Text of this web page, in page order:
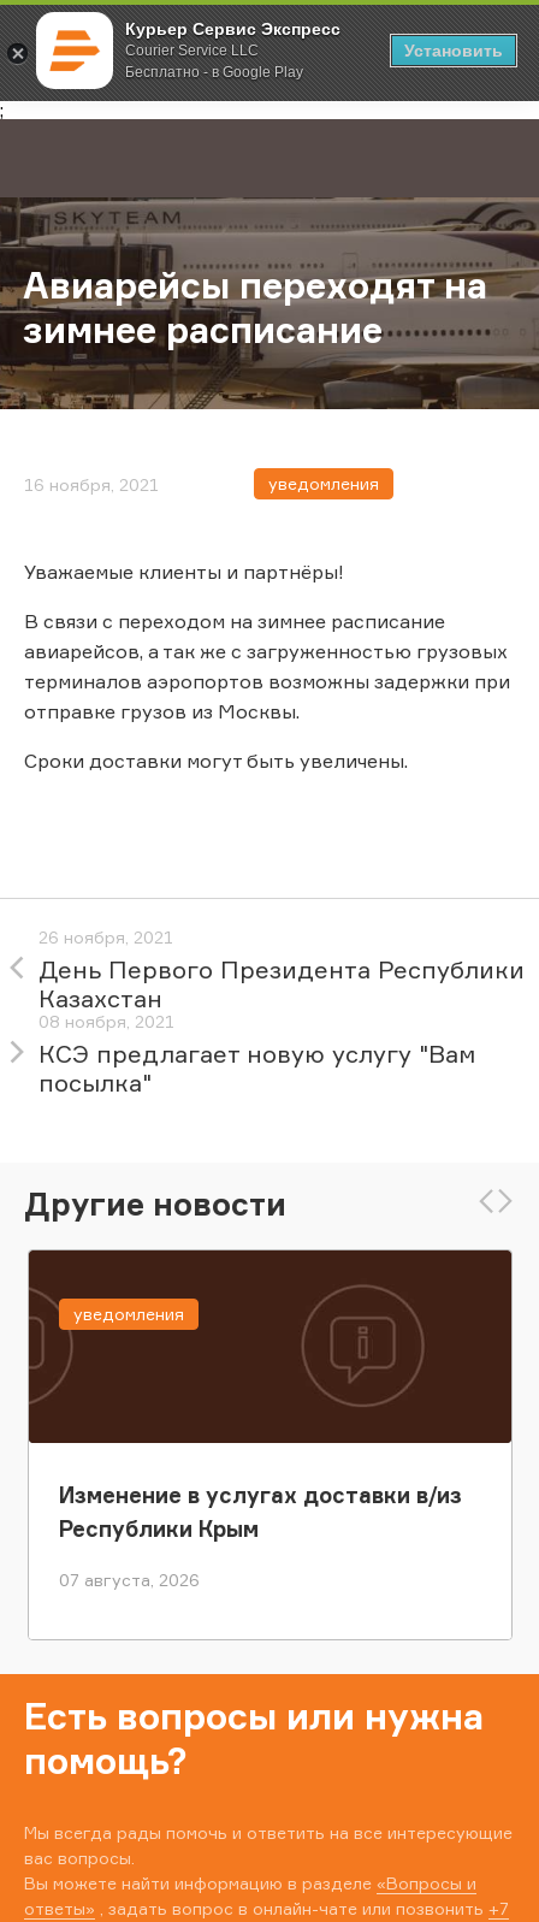
Курьер Сервис Экспресс
Courier Service LLC
Бесплатно - в Google Play
Установить
;
Главная О компании Новости Авиарейсы переходят на зимнее
Авиарейсы переходят на
зимнее расписание
16 ноября, 2021 уведомления
Уважаемые клиенты и партнёры!
В связи с переходом на зимнее расписание
авиарейсов, а так же с загруженностью грузовых
терминалов аэропортов возможны задержки при
отправке грузов из Москвы.
Сроки доставки могут быть увеличены.
26 ноября, 2021
День Первого Президента Республики
Казахстан
08 ноября, 2021
КСЭ предлагает новую услугу "Вам
посылка"
Другие новости
Изменение в услугах доставки в/из
Республики Крым
07 августа, 2026
уведомления
Есть вопросы или нужна
помощь?
Мы всегда рады помочь и ответить на все интересующие
вас вопросы.
Вы можете найти информацию в разделе «Вопросы и
ответы» , задать вопрос в онлайн-чате или позвонить +7